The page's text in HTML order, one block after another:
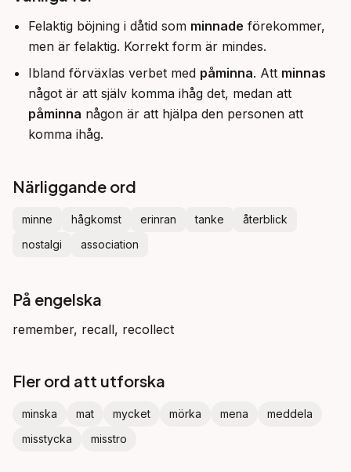
Felaktig böjning i dåtid som minnade förekommer,
men är felaktig. Korrekt form är mindes.
Ibland förväxlas verbet med påminna. Att minnas
något är att själv komma ihåg det, medan att
påminna någon är att hjälpa den personen att
komma ihåg.
Närliggande ord
minne hågkomst erinran tanke
återblick
nostalgi
association
På engelska
remember, recall, recollect
Fler ord att utforska
minska mat mycket mörka mena
meddela
misstycka
misstro